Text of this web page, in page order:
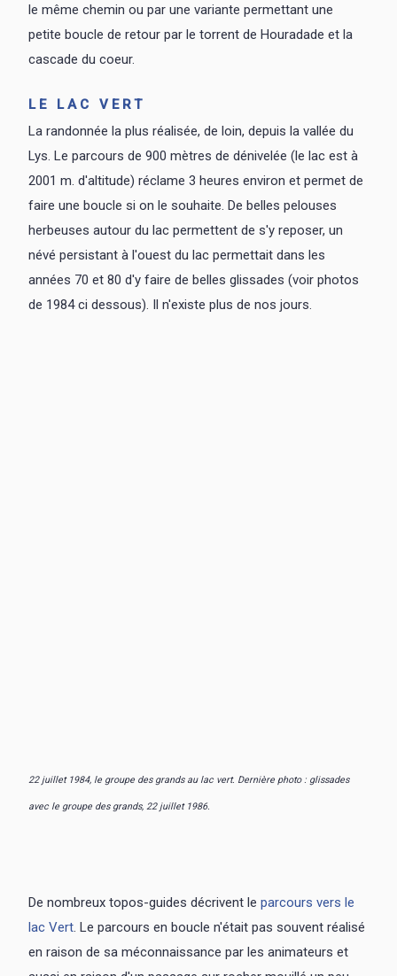
le même chemin ou par une variante permettant une
petite boucle de retour par le torrent de Houradade et la
cascade du coeur.
LE LAC VERT
La randonnée la plus réalisée, de loin, depuis la vallée du
Lys. Le parcours de 900 mètres de dénivelée (le lac est à
2001 m. d'altitude) réclame 3 heures environ et permet de
faire une boucle si on le souhaite. De belles pelouses
herbeuses autour du lac permettent de s'y reposer, un
névé persistant à l'ouest du lac permettait dans les
années 70 et 80 d'y faire de belles glissades (voir photos
de 1984 ci dessous). Il n'existe plus de nos jours.
22 juillet 1984, le groupe des grands au lac vert. Dernière photo : glissades
avec le groupe des grands, 22 juillet 1986.
De nombreux topos-guides décrivent le parcours vers le
lac Vert. Le parcours en boucle n'était pas souvent réalisé
en raison de sa méconnaissance par les animateurs et